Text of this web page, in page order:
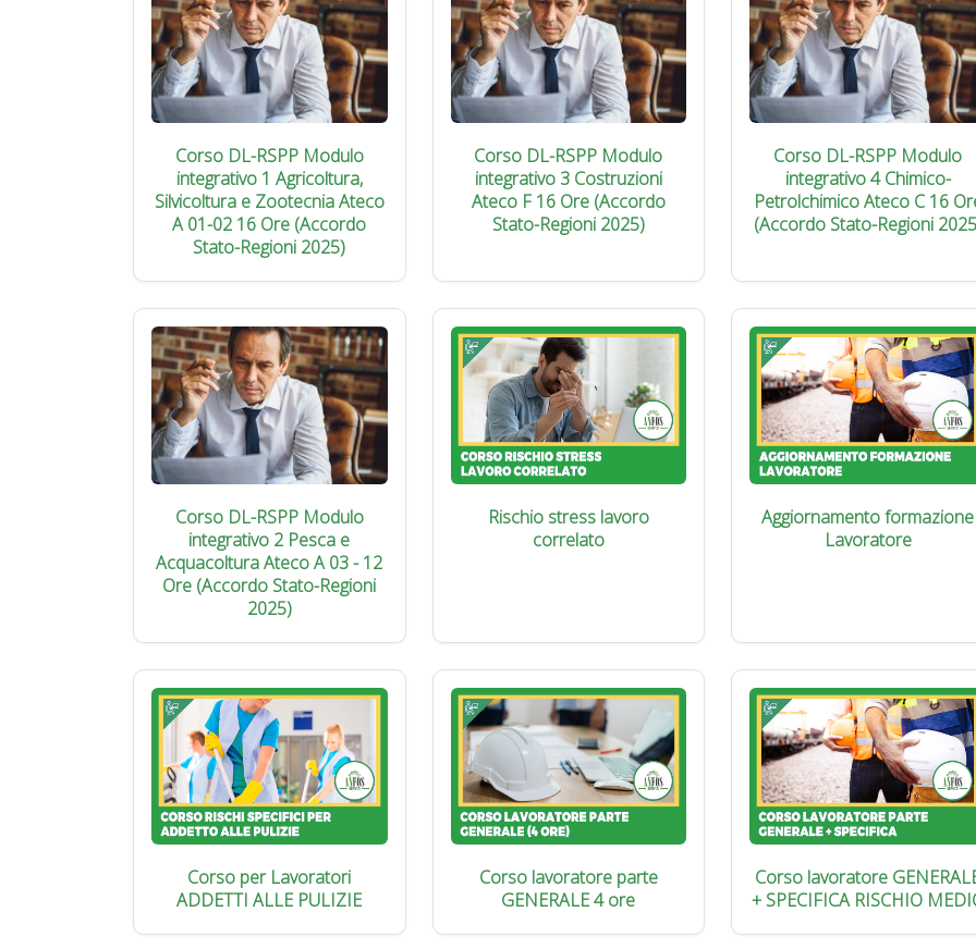
Corso DL-RSPP Modulo
integrativo 1 Agricoltura,
Silvicoltura e Zootecnia Ateco
A 01-02 16 Ore (Accordo
Stato-Regioni 2025)
Corso DL-RSPP Modulo
integrativo 3 Costruzioni
Ateco F 16 Ore (Accordo
Stato-Regioni 2025)
Corso DL-RSPP Modulo
integrativo 4 Chimico-
Petrolchimico Ateco C 16
(Accordo Stato-Regioni
Corso DL-RSPP Modulo
integrativo 2 Pesca e
Acquacoltura Ateco A 03 - 12
Ore (Accordo Stato-Regioni
2025)
Rischio stress lavoro
correlato
Aggiornamento formazione
Lavoratore
Corso per Lavoratori
ADDETTI ALLE PULIZIE
Corso lavoratore parte
GENERALE 4 ore
Corso lavoratore
+ SPECIFICA RISCHIO